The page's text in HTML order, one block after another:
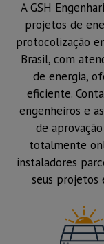
A GSH
projetos de
protocolização
Brasil, com
de energia,
eficiente.
engenheiros e
de
totalmente
instaladores
seus